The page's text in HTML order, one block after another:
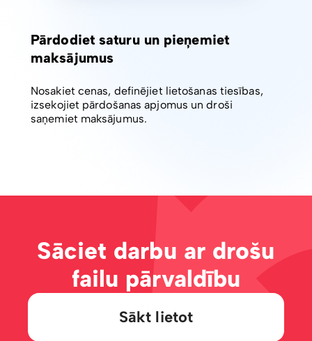
Pārdodiet saturu un pieņemiet
maksājumus
Nosakiet cenas, definējiet lietošanas tiesības,
izsekojiet pārdošanas apjomus un droši
saņemiet maksājumus.
Sāciet darbu ar drošu
failu pārvaldību
Sākt lietot